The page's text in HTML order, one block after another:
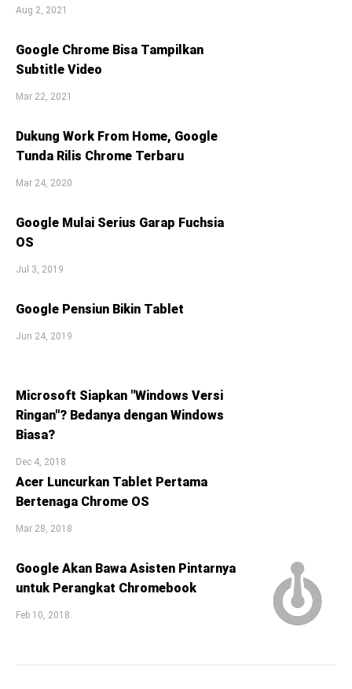
Aug 2, 2021
Google Chrome Bisa Tampilkan
Subtitle Video
Mar 22, 2021
Dukung Work From Home, Google
Tunda Rilis Chrome Terbaru
Mar 24, 2020
Google Mulai Serius Garap Fuchsia
OS
Jul 3, 2019
Google Pensiun Bikin Tablet
Jun 24, 2019
Microsoft Siapkan "Windows Versi
Ringan"? Bedanya dengan Windows
Biasa?
Dec 4, 2018
Acer Luncurkan Tablet Pertama
Bertenaga Chrome OS
Mar 28, 2018
Google Akan Bawa Asisten Pintarnya
untuk Perangkat Chromebook
Feb 10, 2018